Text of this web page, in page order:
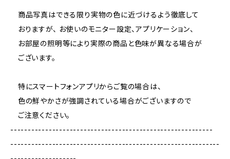
商品写真はできる限り実物の色に近づけるよう徹底して
おりますが、 お使いのモニター設定、アプリケーション、
お部屋の照明等により実際の商品と色味が異なる場合が
ございます。
特にスマートフォンアプリからご覧の場合は、
色の鮮やかさが強調されている場合がございますので
ご注意ください。
----------------------------------------------------------
------------------------------------------------------------